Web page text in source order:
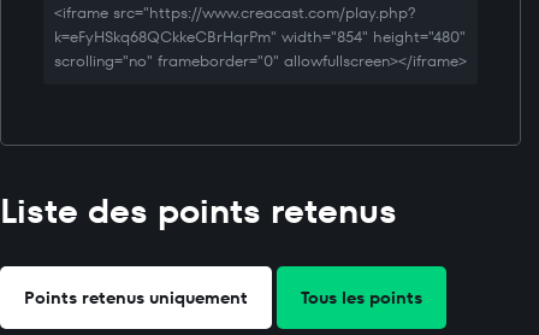
<iframe src="https://www.creacast.com/play.php?
k=eFyHSkq68QCkkeCBrHqrPm" width="854" height="480"
scrolling="no" frameborder="0" allowfullscreen></iframe>
Liste des points retenus
Points retenus uniquement Tous les points